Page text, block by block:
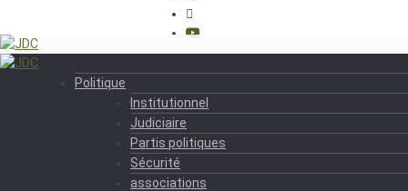
Politique
Institutionnel
Judiciaire
Partis politiques
Sécurité
associations